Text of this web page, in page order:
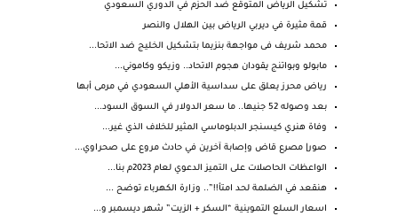
تشكيل الرياض المتوقع ضد الحزم في الدوري السعودي
قمة مثيرة في ديربي الرياض بين الهلال والنصر
محمد شريف فى مواجهة بنزيما بتشكيل الخليج ضد الاتحا...
مابولو وبواتنج يقودان هجوم الاتحاد.. وزيكو وكاموني...
رياض محرز يعلق على سداسية الأهلي السعودي في مرمى أبها
بعد وصوله 52 جنيها.. ما سعر الدولار في السوق السود...
وفاة هنري كيسنجر الدبلوماسي المثير للخلاف الذي غير...
صور| مصرع قاض وإصابة آخرين في حادث مروع على صحراوي...
الواعظات الحاصلات على التميز الدعوي لعام 2023م بنا...
هنقعد في الضلمة لحد امتأ!!”.. وزارة الكهرباء توضح ...
اسعار السلع التموينية “السكر + الزيت” شهر ديسمبر و...